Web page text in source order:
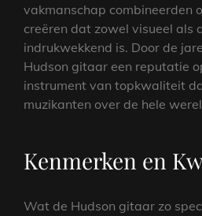
vakmanschap combineerden
creëren dat zowel visueel als
indrukwekkend is. Door de
Hudson gitaar een reputatie
instrument van topkwaliteit
muzikanten over de hele
Kenmerken en
Wat de Hudson gitaar zo